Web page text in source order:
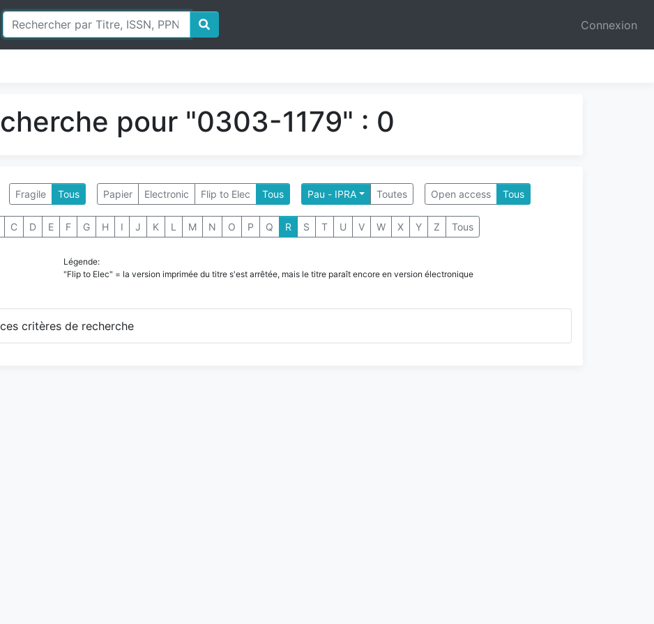
Connexion
pour "0303-1179" : 0
Fragile Tous Papier Electronic Flip to Elec Tous Pau - IPRA Toutes Open access Tous
C D E F G H I J K L M N O P Q R S T U V W X Y Z Tous
Légende:
"Flip to Elec" = la version imprimée du titre s'est arrêtée, mais le titre paraît encore en version électronique
critères de recherche